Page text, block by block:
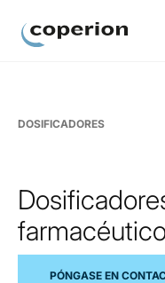
DOSIFICADORES
PÓNGASE EN